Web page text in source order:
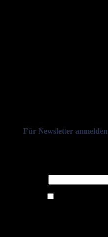
Für Newsletter anmelden